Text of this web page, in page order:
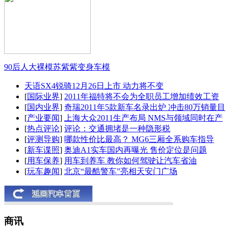
90后人大裸模苏紫紫变身车模
天语SX4锐骑12月26日上市 动力将不变
[国际业界] 2011年福特将不会为全职员工增加绩效工资
[国内业界] 奇瑞2011年5款新车名录出炉 冲击80万销量目
[产业要闻]
上海大众2011生产布局 NMS与领域同时在产
[热点评论] 评论：交通拥堵是一种隐形税
[评测导购] 哪款性价比最高？ MG6三厢全系购车指导
[新车谍照] 奥迪A1实车国内再曝光 售价定位是问题
[用车保养] 用车到养车 教你如何驾驶让汽车省油
[玩车趣闻] 北京“最酷警车”亮相天安门广场
商讯